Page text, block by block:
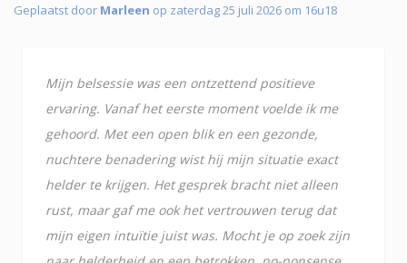
Geplaatst door Marleen op zaterdag 25 juli 2026 om 16u18
Mijn belsessie was een ontzettend positieve
ervaring. Vanaf het eerste moment voelde ik me
gehoord. Met een open blik en een gezonde,
nuchtere benadering wist hij mijn situatie exact
helder te krijgen. Het gesprek bracht niet alleen
rust, maar gaf me ook het vertrouwen terug dat
mijn eigen intuïtie juist was. Mocht je op zoek zijn